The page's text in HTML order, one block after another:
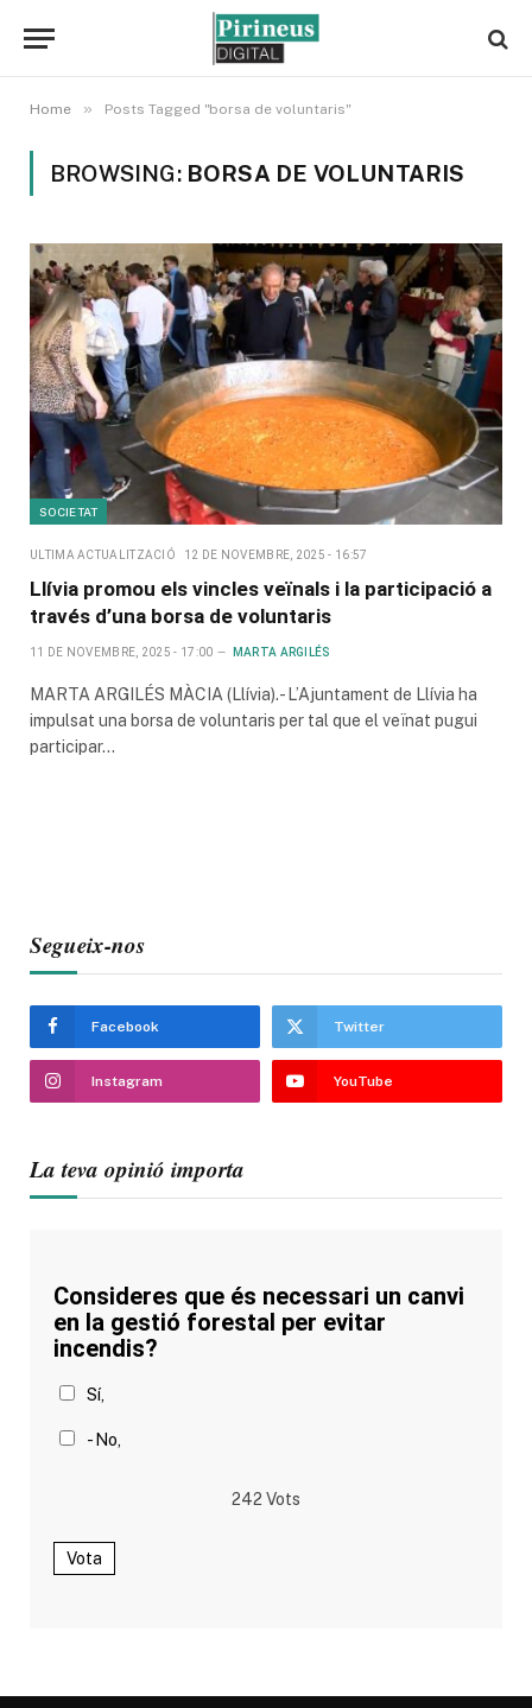
Home » Posts Tagged "borsa de voluntaris"
BROWSING: BORSA DE VOLUNTARIS
SOCIETAT
ULTIMA ACTUALITZACIÓ 12 DE NOVEMBRE, 2025 - 16:57
Llívia promou els vincles veïnals i la participació a
través d’una borsa de voluntaris
11 DE NOVEMBRE, 2025 - 17:00 MARTA ARGILÉS
MARTA ARGILÉS MÀCIA (Llívia).- L’Ajuntament de Llívia ha
impulsat una borsa de voluntaris per tal que el veïnat pugui
participar…
Segueix-nos
Facebook Twitter
Instagram YouTube
La teva opinió importa
Consideres que és necessari un canvi
en la gestió forestal per evitar
incendis?
Sí,
- No,
242 Vots
Vota